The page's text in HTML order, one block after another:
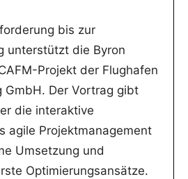
bis zur
unterstützt die Byron
Projekt der Flughafen
GmbH. Der Vortrag gibt
die interaktive
agile Projektmanagement
Umsetzung und
Optimierungsansätze.